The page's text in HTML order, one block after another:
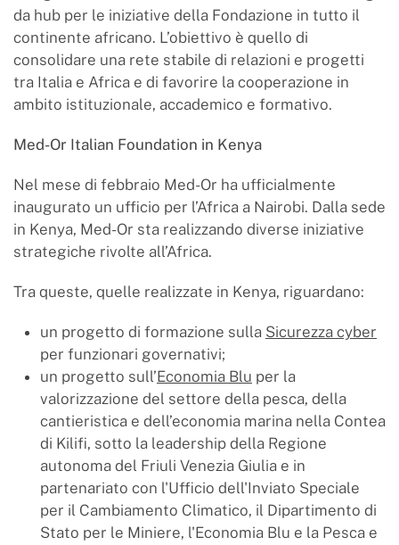
da hub per le iniziative della Fondazione in tutto il
continente africano. L’obiettivo è quello di
consolidare una rete stabile di relazioni e progetti
tra Italia e Africa e di favorire la cooperazione in
ambito istituzionale, accademico e formativo.
Med-Or Italian Foundation in Kenya
Nel mese di febbraio Med-Or ha ufficialmente
inaugurato un ufficio per l’Africa a Nairobi. Dalla sede
in Kenya, Med-Or sta realizzando diverse iniziative
strategiche rivolte all’Africa.
Tra queste, quelle realizzate in Kenya, riguardano:
un progetto di formazione sulla Sicurezza cyber
per funzionari governativi;
un progetto sull’Economia Blu per la
valorizzazione del settore della pesca, della
cantieristica e dell’economia marina nella Contea
di Kilifi, sotto la leadership della Regione
autonoma del Friuli Venezia Giulia e in
partenariato con l'Ufficio dell'Inviato Speciale
per il Cambiamento Climatico, il Dipartimento di
Stato per le Miniere, l'Economia Blu e la Pesca e